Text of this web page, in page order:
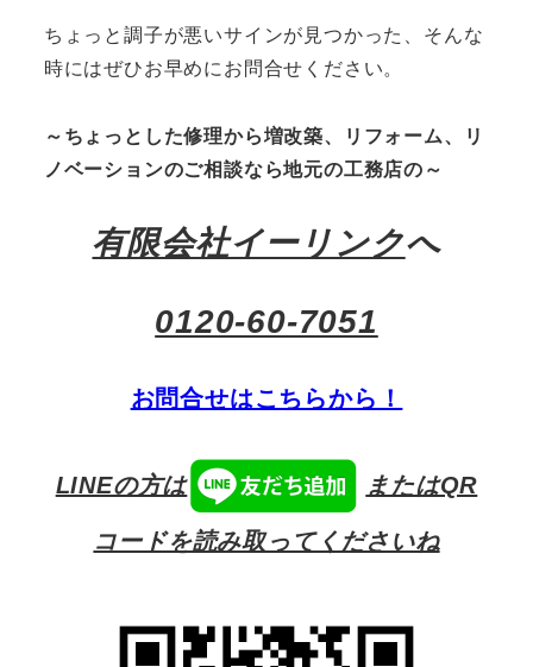
ちょっと調子が悪いサインが見つかった、そんな
時にはぜひお早めにお問合せください。
～ちょっとした修理から増改築、リフォーム、リ
ノベーションのご相談なら地元の工務店の～
有限会社イーリンクへ
0120-60-7051
お問合せはこちらから！
LINEの方は またはQR
コードを読み取ってくださいね